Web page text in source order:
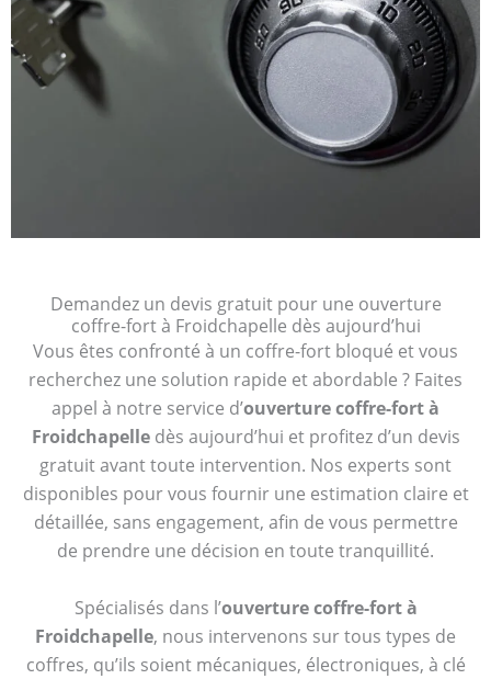
Demandez un devis gratuit pour une ouverture
coffre-fort à Froidchapelle dès aujourd’hui
Vous êtes confronté à un coffre-fort bloqué et vous
recherchez une solution rapide et abordable ? Faites
appel à notre service d’ouverture coffre-fort à
Froidchapelledès aujourd’hui et profitez d’un devis
gratuit avant toute intervention. Nos experts sont
disponibles pour vous fournir une estimation claire et
détaillée, sans engagement, afin de vous permettre
de prendre une décision en toute tranquillité.
Spécialisés dans l’ouverture coffre-fort à
Froidchapelle, nous intervenons sur tous types de
coffres, qu’ils soient mécaniques, électroniques, à clé